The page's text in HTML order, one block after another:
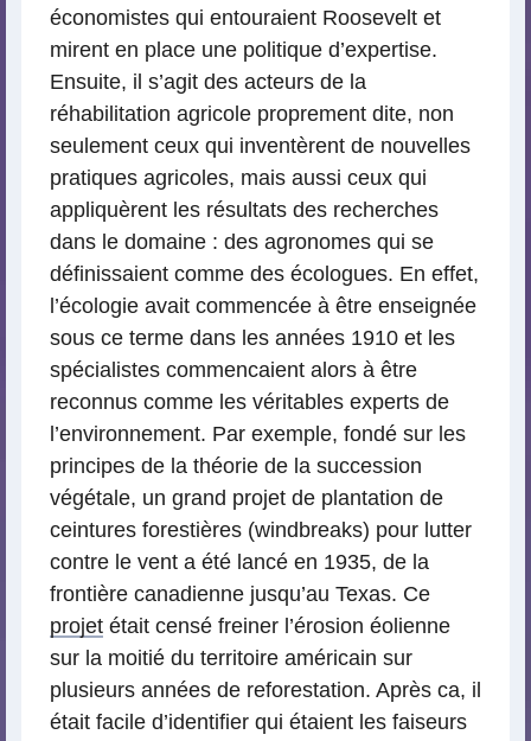
économistes qui entouraient Roosevelt et
mirent en place une politique d’expertise.
Ensuite, il s’agit des acteurs de la
réhabilitation agricole proprement dite, non
seulement ceux qui inventèrent de nouvelles
pratiques agricoles, mais aussi ceux qui
appliquèrent les résultats des recherches
dans le domaine : des agronomes qui se
définissaient comme des écologues. En effet,
l’écologie avait commencée à être enseignée
sous ce terme dans les années 1910 et les
spécialistes commencaient alors à être
reconnus comme les véritables experts de
l’environnement. Par exemple, fondé sur les
principes de la théorie de la succession
végétale, un grand projet de plantation de
ceintures forestières (windbreaks) pour lutter
contre le vent a été lancé en 1935, de la
frontière canadienne jusqu’au Texas. Ce
projet était censé freiner l’érosion éolienne
sur la moitié du territoire américain sur
plusieurs années de reforestation. Après ca, il
était facile d’identifier qui étaient les faiseurs